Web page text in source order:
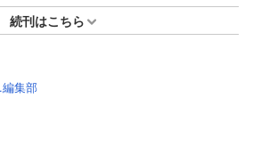
続刊はこちら
集部